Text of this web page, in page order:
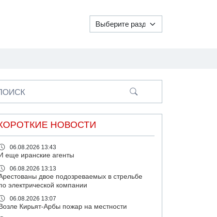
НОВОСТИ
06.08.2026 13:43
еще иранские агенты
06.08.2026 13:13
двое подозреваемых в стрельбе
электрической компании
06.08.2026 13:07
Кирьят-Арбы пожар на местности